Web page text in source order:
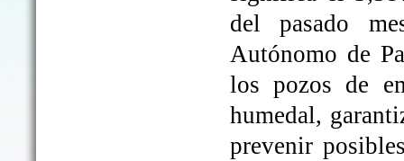
del pasado
Autónomo de
los pozos de
humedal,
prevenir